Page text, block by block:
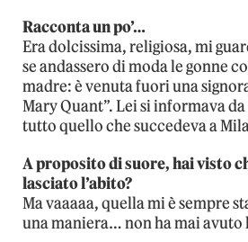
Racconta un po’…
Era dolcissima, religiosa, mi
se andassero di moda le gonne
madre: è venuta fuori una
Mary Quant”. Lei si informava
tutto quello che succedeva a
A proposito di suore, hai visto
lasciato l’abito?
Ma vaaaaa, quella mi è sempre
una maniera… non ha mai avuto